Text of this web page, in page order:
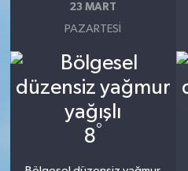
23 MART
PAZARTESI
8°